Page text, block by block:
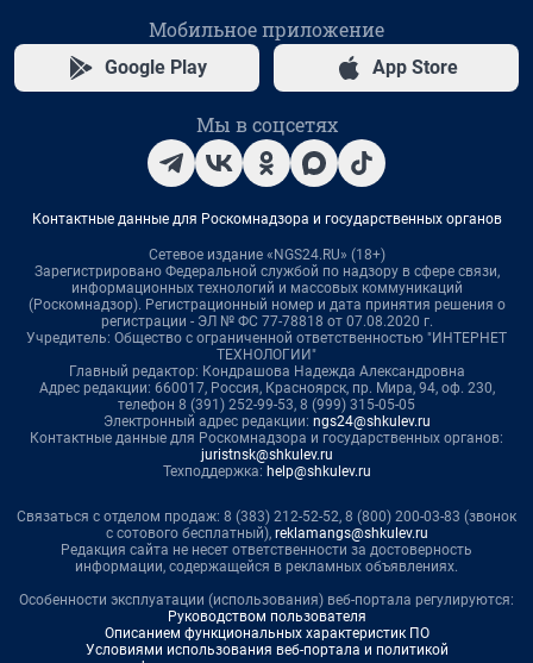
Мобильное приложение
Google Play App Store
Мы в соцсетях
Контактные данные для Роскомнадзора и государственных органов
Сетевое издание «NGS24.RU» (18+)
Зарегистрировано Федеральной службой по надзору в сфере связи,
информационных технологий и массовых коммуникаций
(Роскомнадзор). Регистрационный номер и дата принятия решения о
регистрации - ЭЛ № ФС 77-78818 от 07.08.2020 г.
Учредитель: Общество с ограниченной ответственностью "ИНТЕРНЕТ
ТЕХНОЛОГИИ"
Главный редактор: Кондрашова Надежда Александровна
Адрес редакции: 660017, Россия, Красноярск, пр. Мира, 94, оф. 230,
телефон 8 (391) 252-99-53, 8 (999) 315-05-05
Электронный адрес редакции: ngs24@shkulev.ru
Контактные данные для Роскомнадзора и государственных органов:
juristnsk@shkulev.ru
Техподдержка: help@shkulev.ru
Связаться с отделом продаж: 8 (383) 212-52-52, 8 (800) 200-03-83 (звонок
с сотового бесплатный), reklamangs@shkulev.ru
Редакция сайта не несет ответственности за достоверность
информации, содержащейся в рекламных объявлениях.
Особенности эксплуатации (использования) веб-портала регулируются:
Руководством пользователя
Описанием функциональных характеристик ПО
Условиями использования веб-портала и политикой